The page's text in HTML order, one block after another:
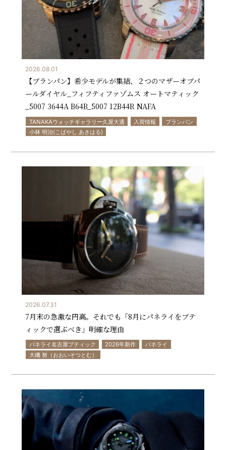
2026.08.01
【ブランパン】希少モデルが集結、２つのマザーオブパ
ールダイヤル_フィフティファゾムス オートマティック
_5007 3644A B64B_5007 12B44R NAFA
TANAKAウォッチギャラリー久屋大通 入荷情報
ブランパン
小林 明治(こばやし あきはる)
2026.07.31
7月末の急激な円高。それでも「8月にパネライをブテ
ィックで選ぶべき」明確な理由
パネライ名古屋ブティック 2026年新作
パネライ
大磯 努（おおいそつとむ）